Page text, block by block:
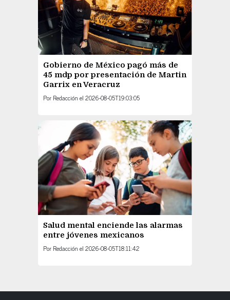
Gobierno de México pagó más de
45 mdp por presentación de Martin
Garrix en Veracruz
Por Redacción el 2026-08-05T19:03:05
Salud mental enciende las alarmas
entre jóvenes mexicanos
Por Redacción el 2026-08-05T18:11:42